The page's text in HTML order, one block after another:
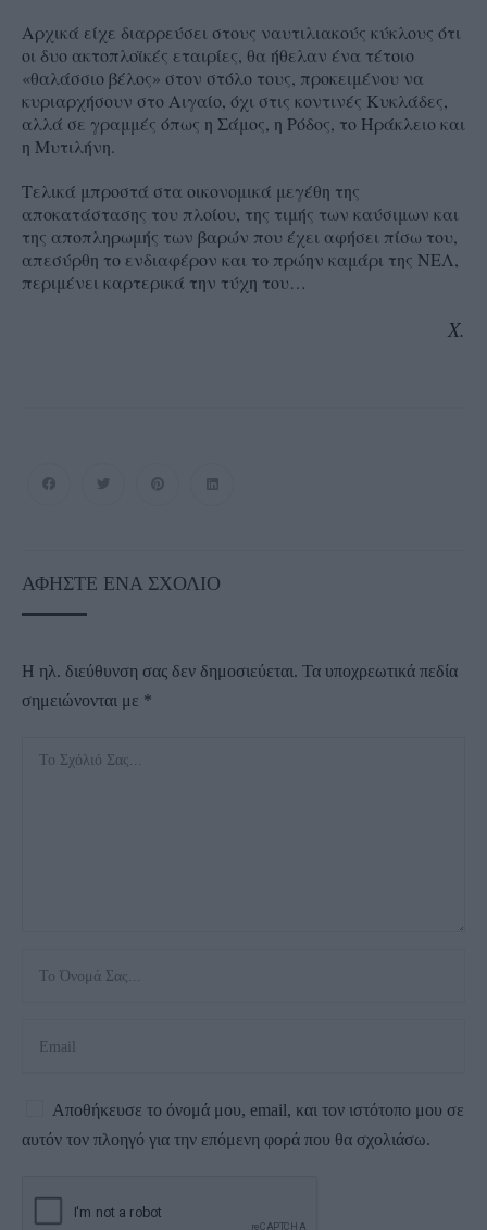
Αρχικά είχε διαρρεύσει στους ναυτιλιακούς κύκλους ότι
οι δυο ακτοπλοϊκές εταιρίες, θα ήθελαν ένα τέτοιο
«θαλάσσιο βέλος» στον στόλο τους, προκειμένου να
κυριαρχήσουν στο Αιγαίο, όχι στις κοντινές Κυκλάδες,
αλλά σε γραμμές όπως η Σάμος, η Ρόδος, το Ηράκλειο και
η Μυτιλήνη.
Τελικά μπροστά στα οικονομικά μεγέθη της
αποκατάστασης του πλοίου, της τιμής των καύσιμων και
της αποπληρωμής των βαρών που έχει αφήσει πίσω του,
απεσύρθη το ενδιαφέρον και το πρώην καμάρι της ΝΕΛ,
περιμένει καρτερικά την τύχη του…
Χ.
ΑΦΉΣΤΕ ΈΝΑ ΣΧΌΛΙΟ
Η ηλ. διεύθυνση σας δεν δημοσιεύεται. Τα υποχρεωτικά πεδία
σημειώνονται με *
Αποθήκευσε το όνομά μου, email, και τον ιστότοπο μου σε
αυτόν τον πλοηγό για την επόμενη φορά που θα σχολιάσω.